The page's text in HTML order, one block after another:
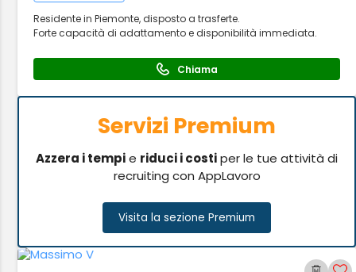
Residente in Piemonte, disposto a trasferte.
Forte capacità di adattamento e disponibilità immediata.
Chiama
Servizi Premium
Azzera i tempie riduci i costiper le tue attività di
recruiting con AppLavoro
Visita la sezione Premium